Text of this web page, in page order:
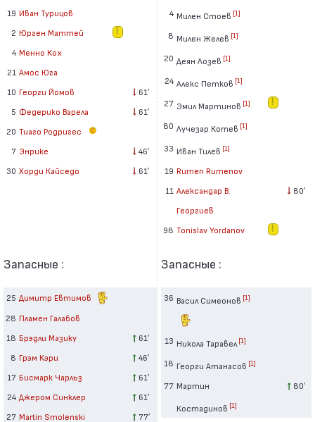
19 Иван Турицов
2 Юрген Маттей
4 Менно Кох
21 Амос Юга
10 Георги Йомов
61′
5 Федерико Варела
61′
20 Тиаго Родригес
7 Энрике
46′
30 Хорди Кайседо 61′
Запасные :
25 Димитр Евтимов
28 Пламен Галабов
18 Брэдли Мазику
61′
8 Грэм Кэри
46′
17 Бисмарк Чарльз
61′
24 Джером Синклер
61′
27 Martin Smolenski 77′
4 Милен Стоев [1]
8 Милен Желев [1]
20 Деян Лозев [1]
24 Алекс Петков [1]
27 Эмил Мартинов [1]
80 Лучезар Котев [1]
33 Иван Тилев [1]
19 Rumen Rumenov
11 Александар В.
Георгиев
80′
98 Tonislav Yordanov
Запасные :
36 Васил Симеонов [1]
13 Никола Таравел [1]
18 Георги Атанасов [1]
77 Мартин
Костадинов [1]
80′